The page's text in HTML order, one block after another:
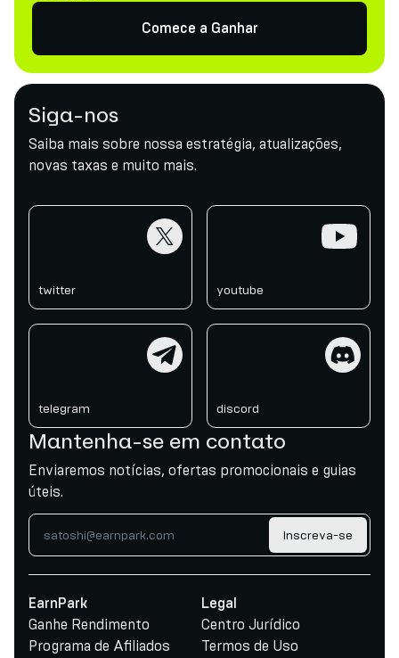
Comece a Ganhar
Siga-nos
Saiba mais sobre nossa estratégia, atualizações,
novas taxas e muito mais.
twitter youtube
telegram discord
Mantenha-se em contato
Enviaremos notícias, ofertas promocionais e guias
úteis.
Inscreva-se
EarnPark
Ganhe Rendimento
Programa de Afiliados
Legal
Centro Jurídico
Termos de Uso